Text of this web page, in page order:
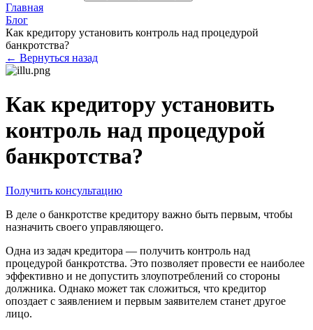
Главная
Блог
Как кредитору установить контроль над процедурой
банкротства?
← Вернуться назад
Как кредитору установить
контроль над процедурой
банкротства?
Получить консультацию
В деле о банкротстве кредитору важно быть первым, чтобы
назначить своего управляющего.
Одна из задач кредитора — получить контроль над
процедурой банкротства. Это позволяет провести ее наиболее
эффективно и не допустить злоупотреблений со стороны
должника. Однако может так сложиться, что кредитор
опоздает с заявлением и первым заявителем станет другое
лицо.